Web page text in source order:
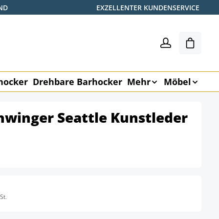
EXZELLENTER KUNDENSERVICE
Drehbare Barhocker Mehr Möbel
Seattle Kunstleder